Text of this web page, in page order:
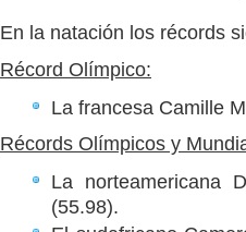
En la natación los récords
Récord Olímpico:
La francesa Camille
Récords Olímpicos y
La norteamericana
(55.98).